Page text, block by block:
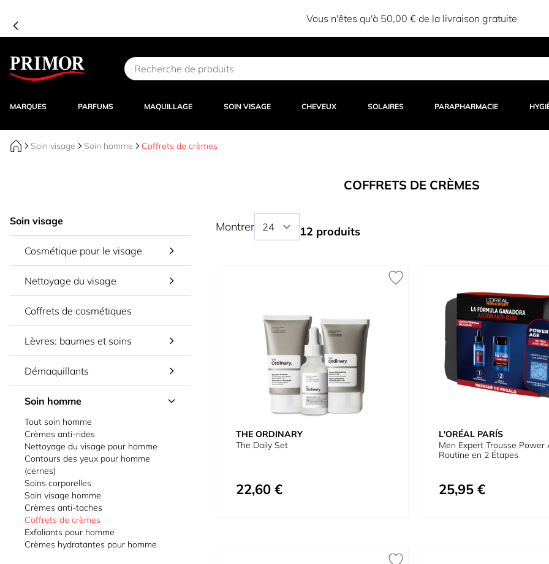
Vous n'êtes qu'à 50,00 € de la livraison gratuite
Aller au contenu
MARQUES PARFUMS MAQUILLAGE SOIN VISAGE CHEVEUX SOLAIRES PARAPHARMACIE
Soin visage Soin homme Coffrets de crèmes
COFFRETS DE CRÈMES
Soin visage
Cosmétique pour le visage
Nettoyage du visage
Coffrets de cosmétiques
Lèvres: baumes et soins
Démaquillants
Soin homme
Tout soin homme
Crèmes anti-rides
Nettoyage du visage pour homme
Contours des yeux pour homme
(cernes)
Soins corporelles
Soin visage homme
Crèmes anti-taches
Coffrets de crèmes
Exfoliants pour homme
Crèmes hydratantes pour homme
Montrer 12 produits
THE ORDINARY
The Daily Set
22,60 €
L'ORÉAL PARÍS
Men Expert Trousse Power
Routine en 2 Étapes
25,95 €